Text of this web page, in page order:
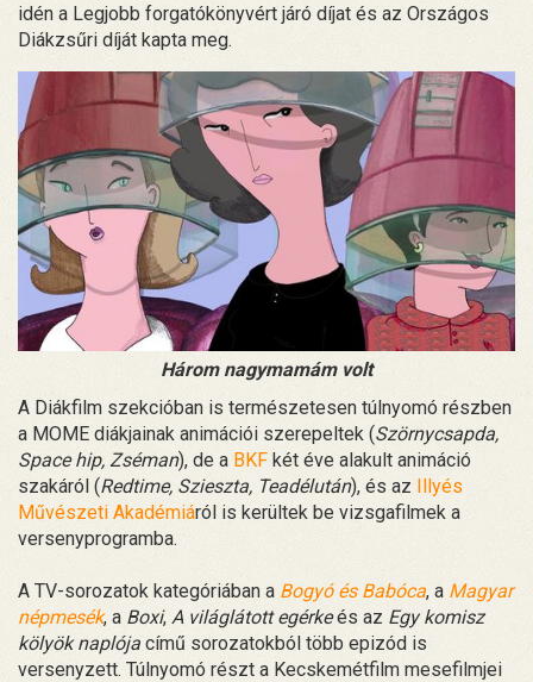
idén a Legjobb forgatókönyvért járó díjat és az Országos
Diákzsűri díját kapta meg.
Három nagymamám volt
A Diákfilm szekcióban is természetesen túlnyomó részben
a MOME diákjainak animációi szerepeltek (Szörnycsapda,
Space hip, Zséman), de a BKF két éve alakult animáció
szakáról (Redtime, Szieszta, Teadélután), és az Illyés
Művészeti Akadémiáról is kerültek be vizsgafilmek a
versenyprogramba.
A TV-sorozatok kategóriában a Bogyó és Babóca, a Magyar
népmesék, a Boxi, A világlátott egérkeés az Egy komisz
kölyök naplója című sorozatokból több epizód is
versenyzett. Túlnyomó részt a Kecskemétfilm mesefilmjei